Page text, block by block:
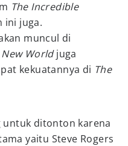
The Incredible
ini juga.
muncul di
Worldjuga
kekuatannya di The
untuk ditonton karena
yaitu Steve Rogers